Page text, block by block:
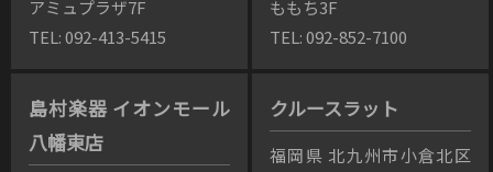
アミュプラザ7F
TEL: 092-413-5415
ももち3F
TEL: 092-852-7100
島村楽器 イオンモール
八幡東店
クルースラット
福岡県 北九州市小倉北区